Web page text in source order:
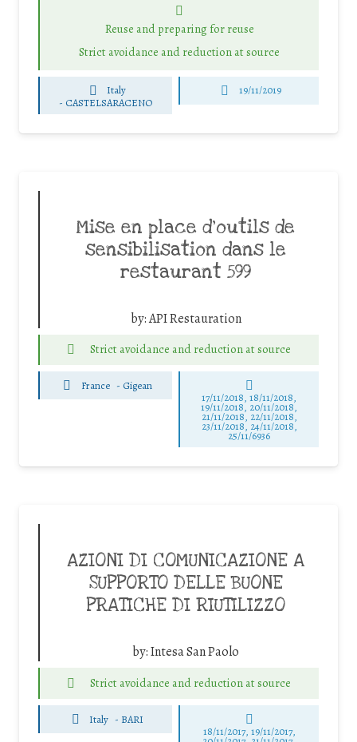
Reuse and preparing for reuse
Strict avoidance and reduction at source
Italy
- CASTELSARACENO
19/11/2019
Mise en place d’outils de
sensibilisation dans le
restaurant 599
by:API Restauration
Strict avoidance and reduction at source
France - Gigean
17/11/2018, 18/11/2018,
19/11/2018, 20/11/2018,
21/11/2018, 22/11/2018,
23/11/2018, 24/11/2018,
25/11/6936
AZIONI DI COMUNICAZIONE A
SUPPORTO DELLE BUONE
PRATICHE DI RIUTILIZZO
by:Intesa San Paolo
Strict avoidance and reduction at source
Italy - BARI
18/11/2017, 19/11/2017,